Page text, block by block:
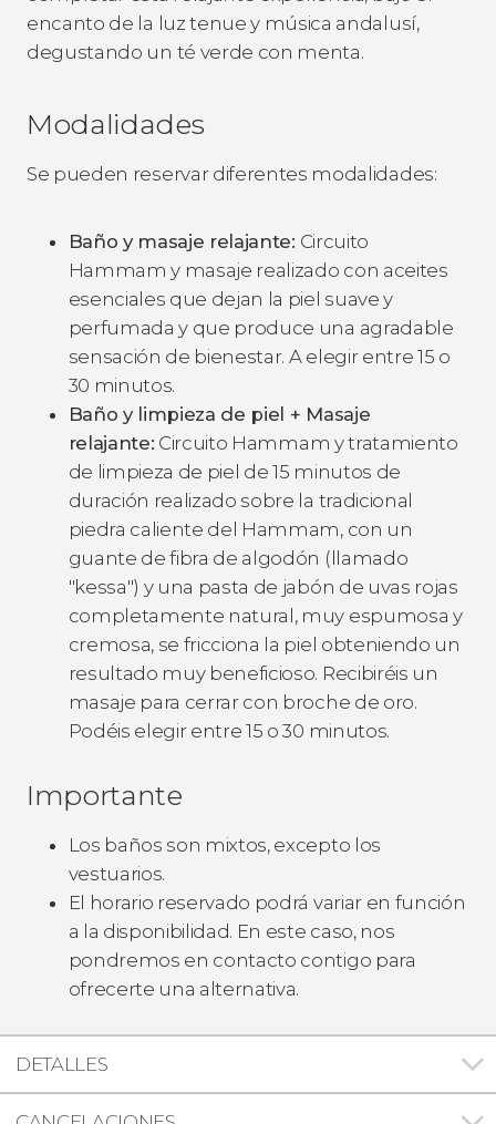
encanto de la luz tenue y música andalusí,
degustando un té verde con menta.
Modalidades
Se pueden reservar diferentes modalidades:
Baño y masaje relajante: Circuito
Hammam y masaje realizado con aceites
esenciales que dejan la piel suave y
perfumada y que produce una agradable
sensación de bienestar. A elegir entre 15 o
30 minutos.
Baño y limpieza de piel + Masaje
relajante: Circuito Hammam y tratamiento
de limpieza de piel de 15 minutos de
duración realizado sobre la tradicional
piedra caliente del Hammam, con un
guante de fibra de algodón (llamado
"kessa") y una pasta de jabón de uvas rojas
completamente natural, muy espumosa y
cremosa, se fricciona la piel obteniendo un
resultado muy beneficioso. Recibiréis un
masaje para cerrar con broche de oro.
Podéis elegir entre 15 o 30 minutos.
Importante
Los baños son mixtos, excepto los
vestuarios.
El horario reservado podrá variar en función
a la disponibilidad. En este caso, nos
pondremos en contacto contigo para
ofrecerte una alternativa.
DETALLES